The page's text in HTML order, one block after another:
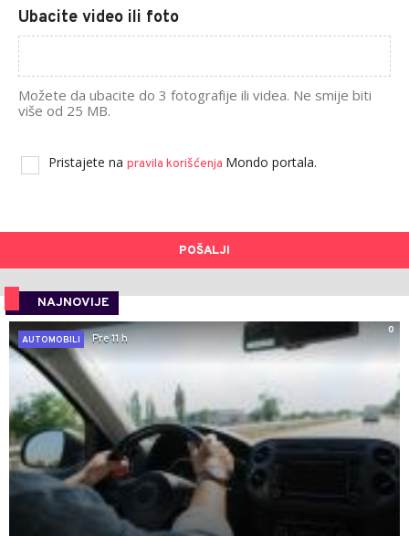
Ubacite video ili foto
Možete da ubacite do 3 fotografije ili videa. Ne smije biti
više od 25 MB.
Pristajete na pravila korišćenja Mondo portala.
POŠALJI
NAJNOVIJE
0
AUTOMOBILI
Pre 11 h